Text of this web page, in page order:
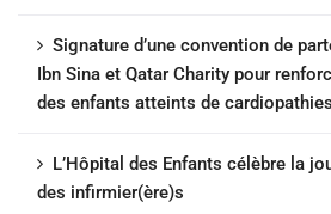
Signature d’une convention de
Ibn Sina et Qatar Charity pour
des enfants atteints de
L’Hôpital des Enfants célèbre la
des infirmier(ère)s